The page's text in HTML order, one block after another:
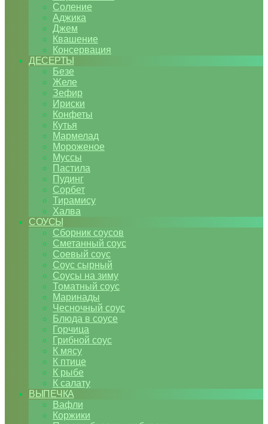
Соление
Аджика
Джем
Квашение
Консервация
ДЕСЕРТЫ
Безе
Желе
Зефир
Ириски
Конфеты
Кутья
Мармелад
Мороженое
Муссы
Пастила
Пудинг
Сорбет
Тирамису
Халва
СОУСЫ
Сборник соусов
Сметанный соус
Соевый соус
Соус сырный
Соусы на зиму
Томатный соус
Маринады
Чесночный соус
Блюда в соусе
Горчица
Грибной соус
К мясу
К птице
К рыбе
К салату
ВЫПЕЧКА
Вафли
Коржики